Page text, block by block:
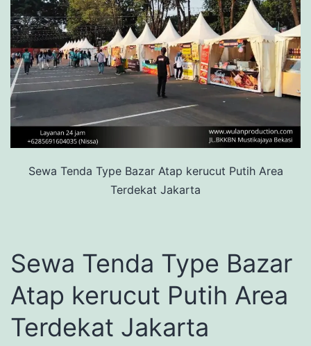
Sewa Tenda Type Bazar Atap kerucut Putih Area
Terdekat Jakarta
Sewa Tenda Type Bazar
Atap kerucut Putih Area
Terdekat Jakarta